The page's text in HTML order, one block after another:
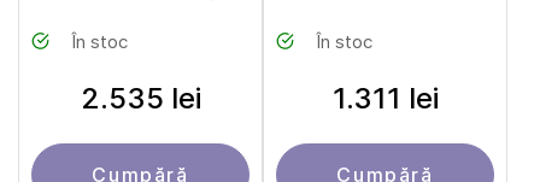
În stoc
2.535 lei
Cumpără
În stoc
1.311 lei
Cumpără